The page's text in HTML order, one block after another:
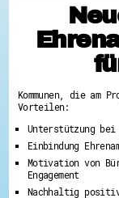
Kommunen, die am
Vorteilen:
Unterstützung
Einbindung
Motivation von
Engagement
Nachhaltig